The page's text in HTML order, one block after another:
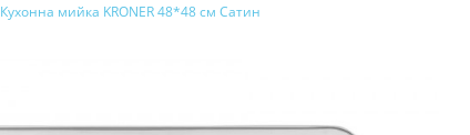
Кухонна мийка KRONER 48*48 см Сатин